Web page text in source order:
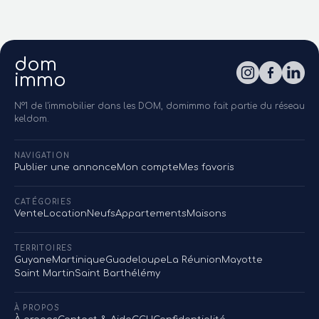
dom
immo
N°1 de l'immobilier dans les DOM, domimmo fait partie du réseau
keldom.
NAVIGATION
Publier une annonceMon compteMes favoris
CATÉGORIES
Vente LocationNeufsAppartementsMaisons
TERRITOIRES
GuyaneMartiniqueGuadeloupe La RéunionMayotte
Saint MartinSaint Barthélémy
À PROPOS